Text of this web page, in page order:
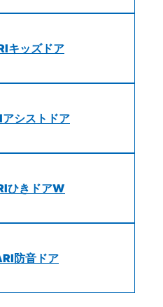
キッズドア
シストドア
ひきドアW
防音ドア